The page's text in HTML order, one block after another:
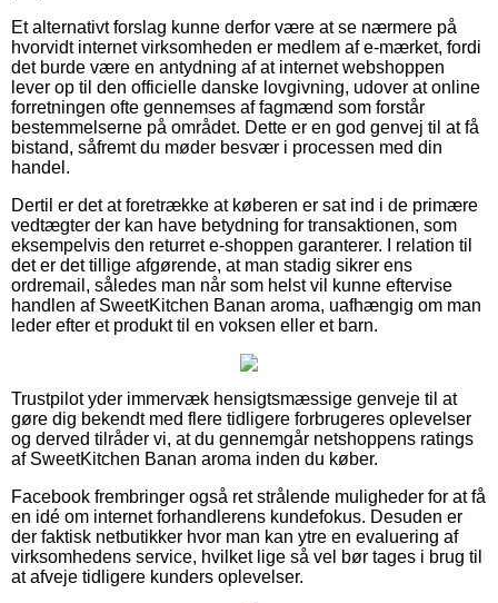
Et alternativt forslag kunne derfor være at se nærmere på
hvorvidt internet virksomheden er medlem af e-mærket, fordi
det burde være en antydning af at internet webshoppen
lever op til den officielle danske lovgivning, udover at online
forretningen ofte gennemses af fagmænd som forstår
bestemmelserne på området. Dette er en god genvej til at få
bistand, såfremt du møder besvær i processen med din
handel.
Dertil er det at foretrække at køberen er sat ind i de primære
vedtægter der kan have betydning for transaktionen, som
eksempelvis den returret e-shoppen garanterer. I relation til
det er det tillige afgørende, at man stadig sikrer ens
ordremail, således man når som helst vil kunne eftervise
handlen af SweetKitchen Banan aroma, uafhængig om man
leder efter et produkt til en voksen eller et barn.
Trustpilot yder immervæk hensigtsmæssige genveje til at
gøre dig bekendt med flere tidligere forbrugeres oplevelser
og derved tilråder vi, at du gennemgår netshoppens ratings
af SweetKitchen Banan aroma inden du køber.
Facebook frembringer også ret strålende muligheder for at få
en idé om internet forhandlerens kundefokus. Desuden er
der faktisk netbutikker hvor man kan ytre en evaluering af
virksomhedens service, hvilket lige så vel bør tages i brug til
at afveje tidligere kunders oplevelser.